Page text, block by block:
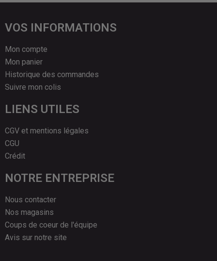
VOS INFORMATIONS
Mon compte
Mon panier
Historique des commandes
Suivre mon colis
LIENS UTILES
CGV et mentions légales
CGU
Crédit
NOTRE ENTREPRISE
Nous contacter
Nos magasins
Coups de coeur de l'équipe
Avis sur notre site